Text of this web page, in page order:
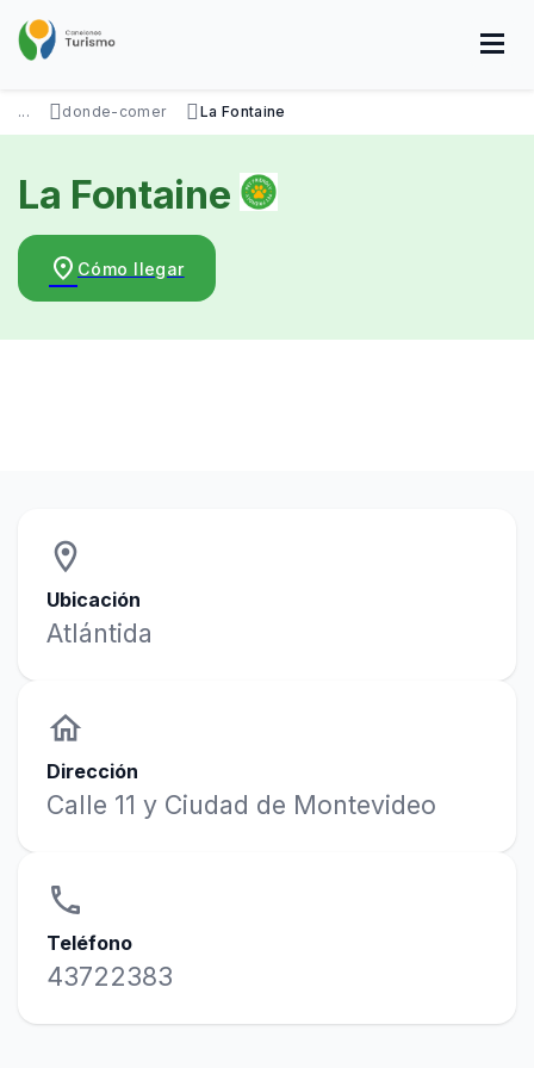
contenido
SOBRE NOSOTROS
DISFRUTÁ
VISITÁ
DATOS ÚTILES
... donde-comer La Fontaine
La Fontaine
place Cómo llegar
location_on
Ubicación
Atlántida
home
Dirección
Calle 11 y Ciudad de Montevideo
phone
Teléfono
43722383